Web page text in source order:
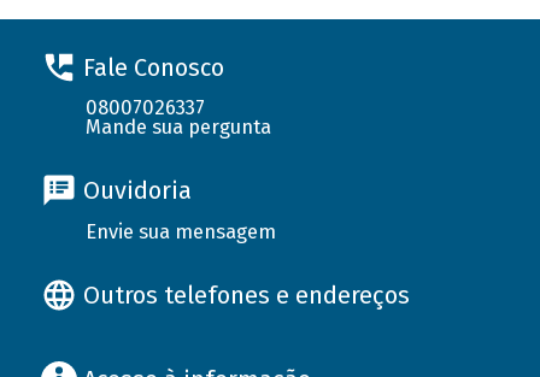
Fale Conosco
08007026337
Mande sua pergunta
Ouvidoria
Envie sua mensagem
Outros telefones e endereços